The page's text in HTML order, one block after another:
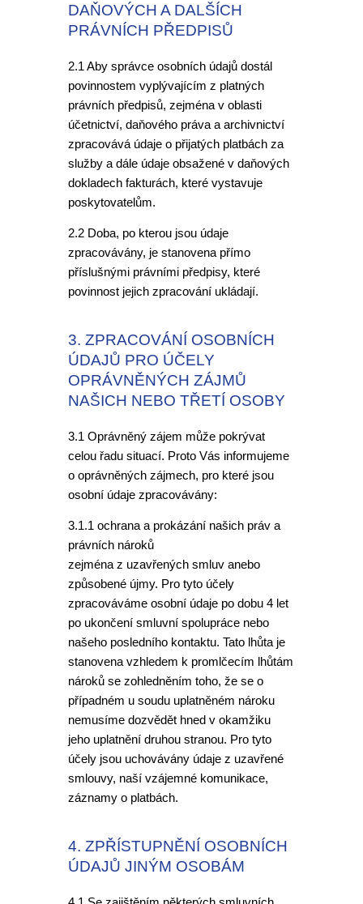
DAŇOVÝCH A DALŠÍCH
PRÁVNÍCH PŘEDPISŮ
2.1 Aby správce osobních údajů dostál
povinnostem vyplývajícím z platných
právních předpisů, zejména v oblasti
účetnictví, daňového práva a archivnictví
zpracovává údaje o přijatých platbách za
služby a dále údaje obsažené v daňových
dokladech fakturách, které vystavuje
poskytovatelům.
2.2 Doba, po kterou jsou údaje
zpracovávány, je stanovena přímo
příslušnými právními předpisy, které
povinnost jejich zpracování ukládají.
3. ZPRACOVÁNÍ OSOBNÍCH
ÚDAJŮ PRO ÚČELY
OPRÁVNĚNÝCH ZÁJMŮ
NAŠICH NEBO TŘETÍ OSOBY
3.1 Oprávněný zájem může pokrývat
celou řadu situací. Proto Vás informujeme
o oprávněných zájmech, pro které jsou
osobní údaje zpracovávány:
3.1.1 ochrana a prokázání našich práv a
právních nároků
zejména z uzavřených smluv anebo
způsobené újmy. Pro tyto účely
zpracováváme osobní údaje po dobu 4 let
po ukončení smluvní spolupráce nebo
našeho posledního kontaktu. Tato lhůta je
stanovena vzhledem k promlčecím lhůtám
nároků se zohledněním toho, že se o
případném u soudu uplatněném nároku
nemusíme dozvědět hned v okamžiku
jeho uplatnění druhou stranou. Pro tyto
účely jsou uchovávány údaje z uzavřené
smlouvy, naší vzájemné komunikace,
záznamy o platbách.
4. ZPŘÍSTUPNĚNÍ OSOBNÍCH
ÚDAJŮ JINÝM OSOBÁM